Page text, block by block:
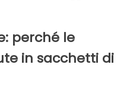
perché le
in sacchetti di